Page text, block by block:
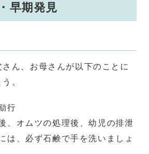
早期発見
ん、お母さんが以下のことに
。
行
、オムツの処理後、幼児の排泄
は、必ず石鹸で手を洗いましょ